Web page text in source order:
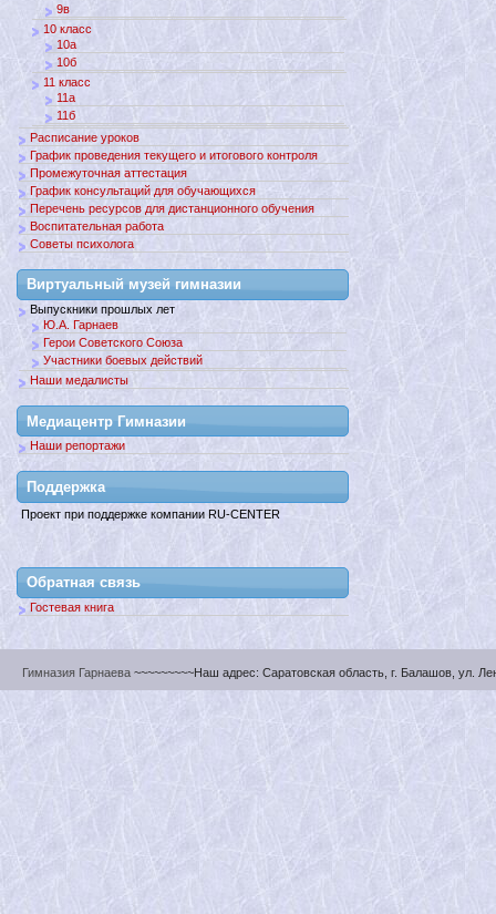
9в
10 класс
10а
10б
11 класс
11а
11б
Расписание уроков
График проведения текущего и итогового контроля
Промежуточная аттестация
График консультаций для обучающихся
Перечень ресурсов для дистанционного обучения
Воспитательная работа
Советы психолога
Виртуальный музей гимназии
Выпускники прошлых лет
Ю.А. Гарнаев
Герои Советского Союза
Участники боевых действий
Наши медалисты
Медиацентр Гимназии
Наши репортажи
Поддержкa
Проект при поддержке компании RU-CENTER
Обратная связь
Гостевая книга
Гимназия Гарнаева ~~~~~~~~~Наш адрес: Саратовская область, г. Балашов, ул.